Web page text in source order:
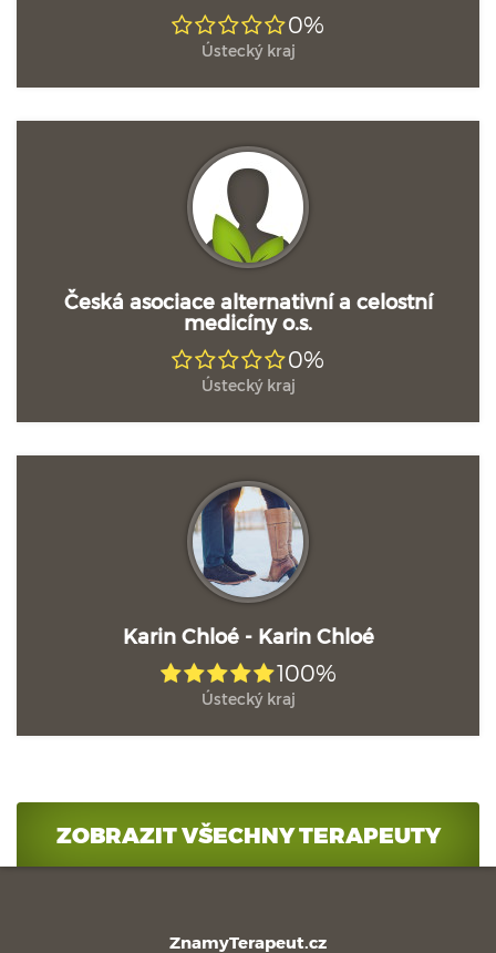
0%
Ústecký kraj
Česká asociace alternativní a celostní
medicíny o.s.
0%
Ústecký kraj
Karin Chloé - Karin Chloé
100%
Ústecký kraj
ZOBRAZIT VŠECHNY TERAPEUTY
ZnamyTerapeut.cz